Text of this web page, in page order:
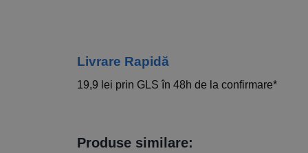
Livrare Rapidă​
19,9 lei prin GLS în 48h de la confirmare*
Produse similare: